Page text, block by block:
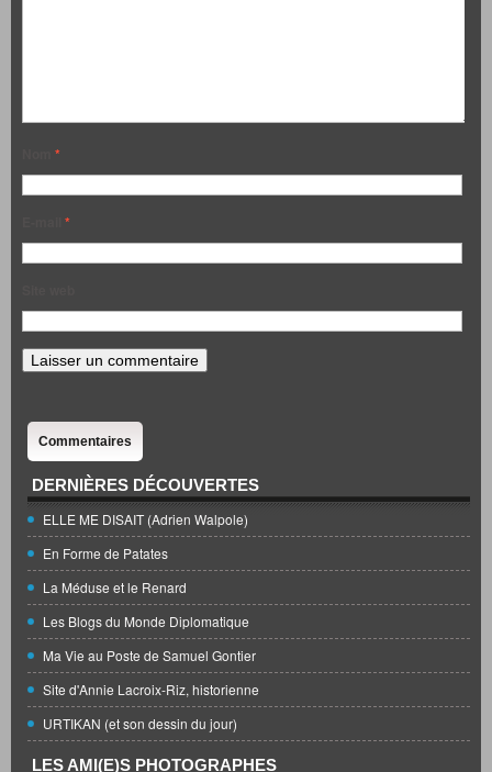
*
*
Commentaires
DERNIÈRES DÉCOUVERTES
ELLE ME DISAIT (Adrien Walpole)
En Forme de Patates
La Méduse et le Renard
Les Blogs du Monde Diplomatique
Ma Vie au Poste de Samuel Gontier
Site d'Annie Lacroix-Riz, historienne
URTIKAN (et son dessin du jour)
LES AMI(E)S PHOTOGRAPHES